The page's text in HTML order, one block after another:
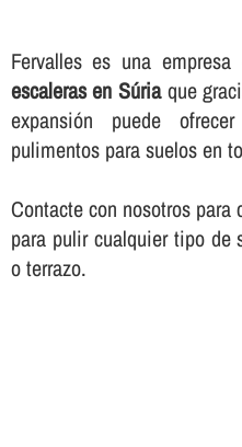
Fervalles es una
escaleras en Súriaque
expansión puede
pulimentos para suelos en
Contacte con nosotros
para pulir cualquier tipo de
o terrazo.